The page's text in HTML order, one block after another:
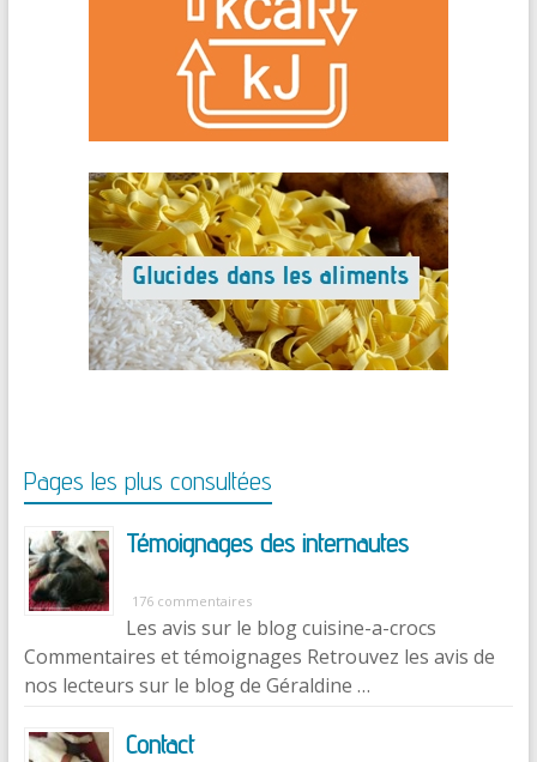
Pages les plus consultées
Témoignages des internautes
176 commentaires
Les avis sur le blog cuisine-a-crocs
Commentaires et témoignages Retrouvez les avis de
nos lecteurs sur le blog de Géraldine …
Contact